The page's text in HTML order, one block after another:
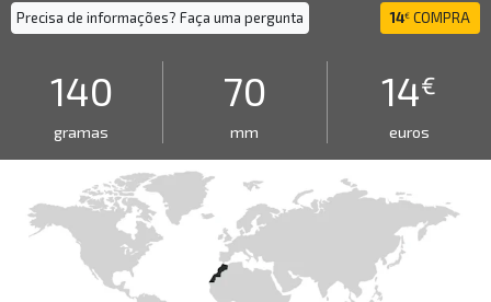
Precisa de informações? Faça uma pergunta 14€ COMPRA
140
gramas
70
mm
14€
euros